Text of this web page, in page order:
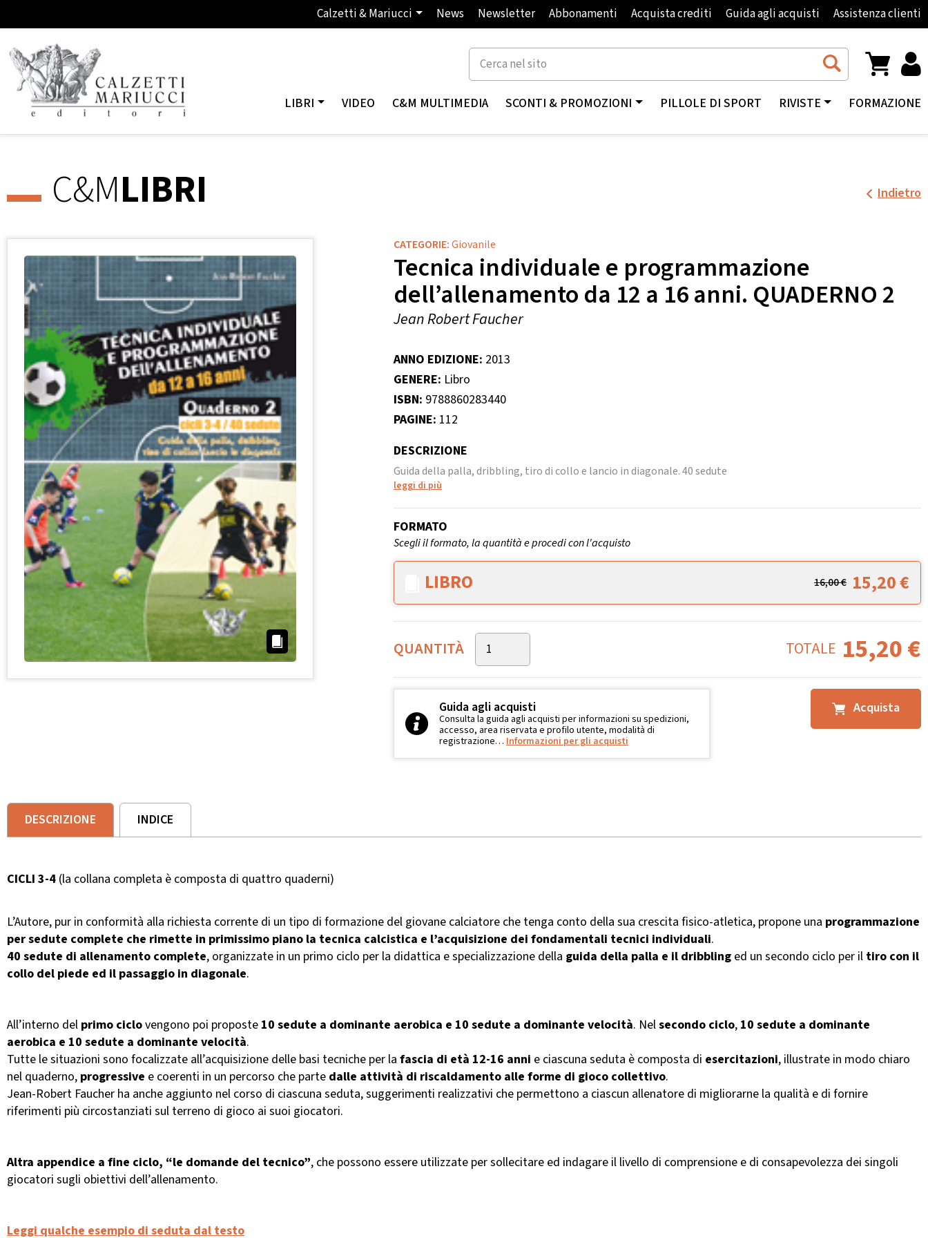
Calzetti & Mariucci News Newsletter Abbonamenti Acquista crediti Guida agli acquisti Assistenza clienti
LIBRI VIDEO C&M MULTIMEDIA SCONTI & PROMOZIONI PILLOLE DI SPORT RIVISTE FORMAZIONE
C&MLIBRI Indietro
CATEGORIE:Giovanile
Tecnica individuale e programmazione
dell’allenamento da 12 a 16 anni. QUADERNO 2
Jean Robert Faucher
ANNO EDIZIONE: 2013
GENERE: Libro
ISBN: 9788860283440
PAGINE: 112
DESCRIZIONE
Guida della palla, dribbling, tiro di collo e lancio in diagonale. 40 sedute
leggi di più
FORMATO
Scegli il formato, la quantità e procedi con l'acquisto
LIBRO 16,00€ 15,20€
QUANTITÀ TOTALE 15,20€
Acquista
Guida agli acquisti
Consulta la guida agli acquisti per informazioni su spedizioni,
accesso, area riservata e profilo utente, modalità di
registrazione… Informazioni per gli acquisti
DESCRIZIONE INDICE
CICLI 3-4 (la collana completa è composta di quattro quaderni)
L’Autore, pur in conformità alla richiesta corrente di un tipo di formazione del giovane calciatore che tenga conto della sua crescita fisico-atletica, propone una programmazione
per sedute complete che rimette in primissimo piano la tecnica calcistica e l’acquisizione dei fondamentali tecnici individuali.
40 sedute di allenamento complete, organizzate in un primo ciclo per la didattica e specializzazione della guida della palla e il dribbling ed un secondo ciclo per il tiro con il
collo del piede ed il passaggio in diagonale.
All’interno del primo ciclovengono poi proposte 10 sedute a dominante aerobica e 10 sedute a dominante velocità. Nelsecondo ciclo, 10 sedute a dominante
aerobica e 10 sedute a dominante velocità.
Tutte le situazioni sono focalizzate all’acquisizione delle basi tecniche per la fascia di età 12-16 anni e ciascuna seduta è composta di esercitazioni, illustrate in modo chiaro
nel quaderno, progressive e coerenti in un percorso che parte dalle attività di riscaldamento alle forme di gioco collettivo.
Jean-Robert Faucher ha anche aggiunto nel corso di ciascuna seduta, suggerimenti realizzativi che permettono a ciascun allenatore di migliorarne la qualità e di fornire
riferimenti più circostanziati sul terreno di gioco ai suoi giocatori.
Altra appendice a fine ciclo, “le domande del tecnico”, che possono essere utilizzate per sollecitare ed indagare il livello di comprensione e di consapevolezza dei singoli
giocatori sugli obiettivi dell’allenamento.
Leggi qualche esempio di seduta dal testo